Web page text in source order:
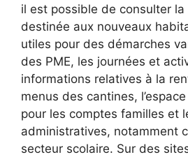
il est possible de consulter la
destinée aux nouveaux
utiles pour des démarches
des PME, les journées et
informations relatives à la
menus des cantines,
pour les comptes familles et
administratives, notamment
secteur scolaire. Sur des